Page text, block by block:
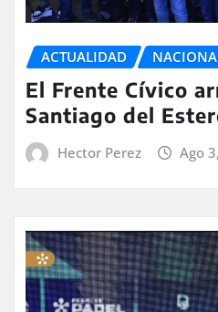
ACTUALIDAD
El Frente Cívico
Santiago del
Hector Perez Ago